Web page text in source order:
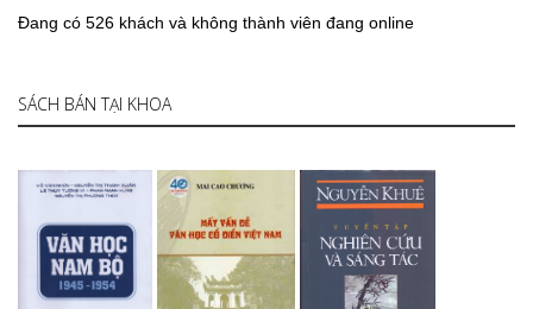
Đang có 526 khách và không thành viên đang online
SÁCH BÁN TẠI KHOA